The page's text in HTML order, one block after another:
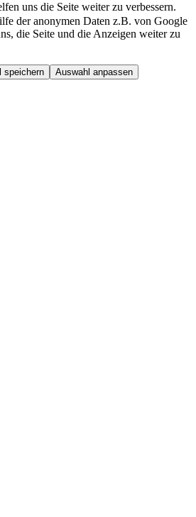
uns die Seite weiter zu verbessern.
der anonymen Daten z.B. von Google
die Seite und die Anzeigen weiter zu
speichern Auswahl anpassen